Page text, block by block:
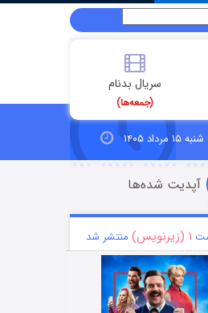
سریال بدنام
(جمعه‌ها)
مرداد ۱۴۰۵
آپدیت شده‌ها
۱ (زیرنویس) منتشر شد